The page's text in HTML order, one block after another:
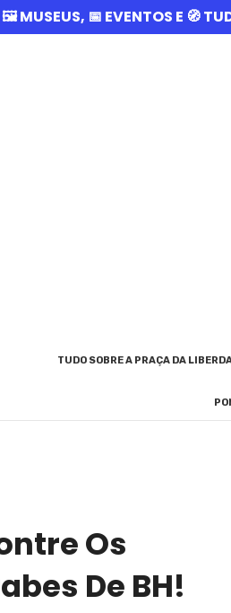
📅 EVENTOS E 🧭
TUDO SOBRE A PRAÇA DA
Os
De BH!